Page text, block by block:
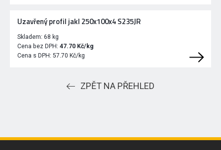
Uzavřený profil jakl 250x100x4 S235JR
Skladem: 68 kg
Cena bez DPH: 47.70 Kč/kg
Cena s DPH: 57.70 Kč/kg
ZPĚT NA PŘEHLED